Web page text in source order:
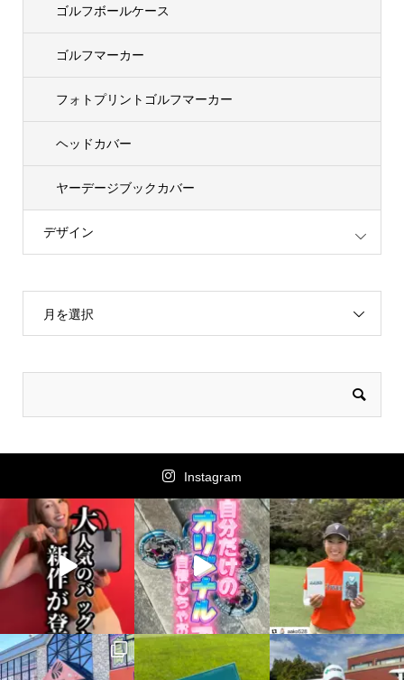
ゴルフボールケース
ゴルフマーカー
フォトプリントゴルフマーカー
ヘッドカバー
ヤーデージブックカバー
デザイン
月を選択
Instagram